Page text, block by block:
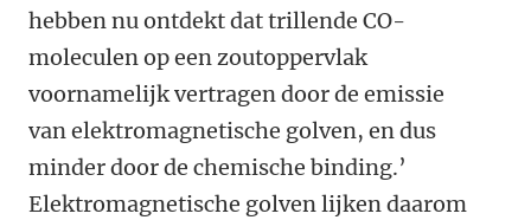
hebben nu ontdekt dat trillende CO-
moleculen op een zoutoppervlak
voornamelijk vertragen door de emissie
van elektromagnetische golven, en dus
minder door de chemische binding.’
Elektromagnetische golven lijken daarom